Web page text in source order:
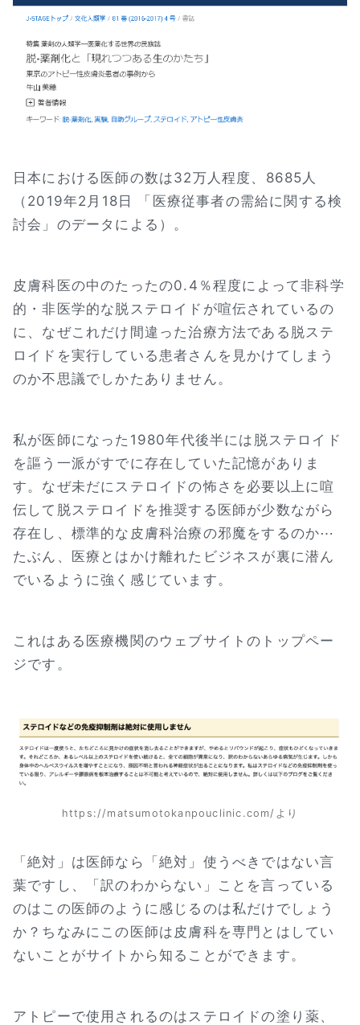
日本における医師の数は32万人程度、8685人
（2019年2月18日 「医療従事者の需給に関する検
討会」のデータによる）。
皮膚科医の中のたったの0.4％程度によって非科学
的・非医学的な脱ステロイドが喧伝されているの
に、なぜこれだけ間違った治療方法である脱ステ
ロイドを実行している患者さんを見かけてしまう
のか不思議でしかたありません。
私が医師になった1980年代後半には脱ステロイド
を謳う一派がすでに存在していた記憶がありま
す。なぜ未だにステロイドの怖さを必要以上に喧
伝して脱ステロイドを推奨する医師が少数ながら
存在し、標準的な皮膚科治療の邪魔をするのか⋯
たぶん、医療とはかけ離れたビジネスが裏に潜ん
でいるように強く感じています。
これはある医療機関のウェブサイトのトップペー
ジです。
https://matsumotokanpouclinic.com/より
「絶対」は医師なら「絶対」使うべきではない言
葉ですし、「訳のわからない」ことを言っている
のはこの医師のように感じるのは私だけでしょう
か？ちなみにこの医師は皮膚科を専門とはしてい
ないことがサイトから知ることができます。
アトピーで使用されるのはステロイドの塗り薬、